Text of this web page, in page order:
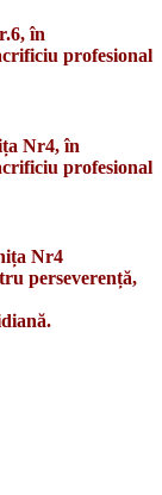
în
profesional
Nr4, în
profesional
Nr4
perseverență,